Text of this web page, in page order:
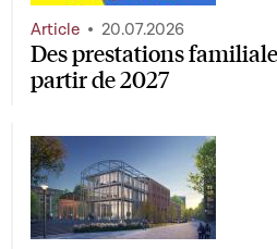
Des prestations
partir de 2027
Article 20.07.2026